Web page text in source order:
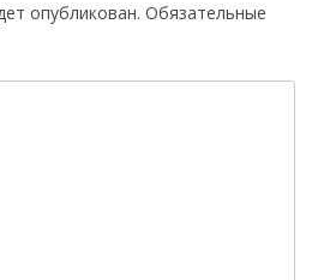
опубликован. Обязательные